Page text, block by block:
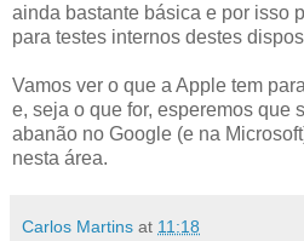
ainda bastante básica e por isso
para testes internos destes
Vamos ver o que a Apple tem
e, seja o que for, esperemos que
abanão no Google (e na
nesta área.
Carlos Martins at 11:18